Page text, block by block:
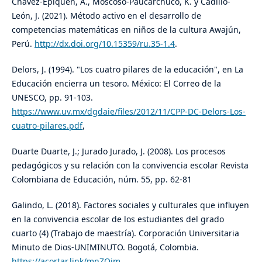
León, J. (2021). Método activo en el desarrollo de
competencias matemáticas en niños de la cultura Awajún,
Perú. http://dx.doi.org/10.15359/ru.35-1.4.
Delors, J. (1994). "Los cuatro pilares de la educación", en La
Educación encierra un tesoro. México: El Correo de la
UNESCO, pp. 91-103.
https://www.uv.mx/dgdaie/files/2012/11/CPP-DC-Delors-Los-
cuatro-pilares.pdf,
Duarte Duarte, J.; Jurado Jurado, J. (2008). Los procesos
pedagógicos y su relación con la convivencia escolar Revista
Colombiana de Educación, núm. 55, pp. 62-81
Galindo, L. (2018). Factores sociales y culturales que influyen
en la convivencia escolar de los estudiantes del grado
cuarto (4) (Trabajo de maestría). Corporación Universitaria
Minuto de Dios-UNIMINUTO. Bogotá, Colombia.